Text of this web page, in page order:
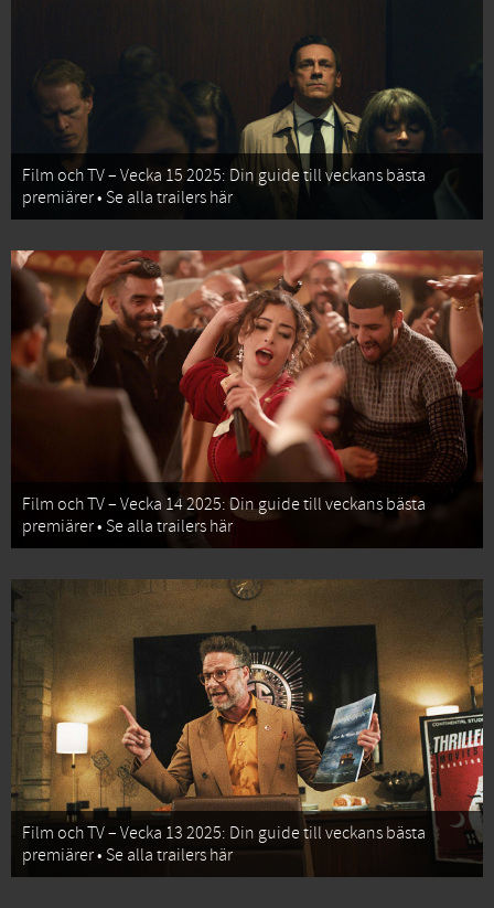
Film och TV – Vecka 15 2025: Din guide till veckans bästa
premiärer • Se alla trailers här
Film och TV – Vecka 14 2025: Din guide till veckans bästa
premiärer • Se alla trailers här
Film och TV – Vecka 13 2025: Din guide till veckans bästa
premiärer • Se alla trailers här